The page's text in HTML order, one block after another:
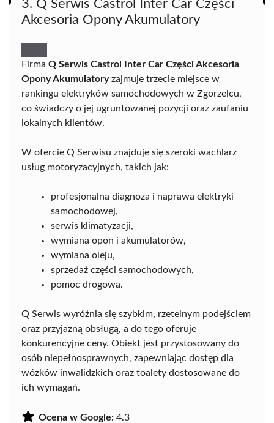
3. Q Serwis Castrol Inter Car Części
Akcesoria Opony Akumulatory
Firma Q Serwis Castrol Inter Car Części Akcesoria
Opony Akumulatoryzajmuje trzecie miejsce w
rankingu elektryków samochodowych w Zgorzelcu,
co świadczy o jej ugruntowanej pozycji oraz zaufaniu
lokalnych klientów.
W ofercie Q Serwisu znajduje się szeroki wachlarz
usług motoryzacyjnych, takich jak:
profesjonalna diagnoza i naprawa elektryki
samochodowej,
serwis klimatyzacji,
wymiana opon i akumulatorów,
wymiana oleju,
sprzedaż części samochodowych,
pomoc drogowa.
Q Serwis wyróżnia się szybkim, rzetelnym podejściem
oraz przyjazną obsługą, a do tego oferuje
konkurencyjne ceny. Obiekt jest przystosowany do
osób niepełnosprawnych, zapewniając dostęp dla
wózków inwalidzkich oraz toalety dostosowane do
ich wymagań.
Ocena w Google: 4.3